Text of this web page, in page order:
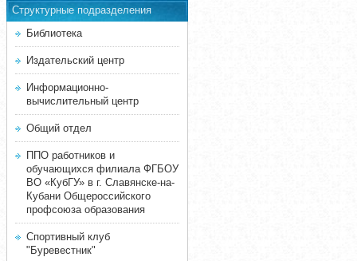
Структурные подразделения
Библиотека
Издательский центр
Информационно-
вычислительный центр
Общий отдел
ППО работников и
обучающихся филиала ФГБОУ
ВО «КубГУ» в г. Славянске-на-
Кубани Общероссийского
профсоюза образования
Спортивный клуб
"Буревестник"